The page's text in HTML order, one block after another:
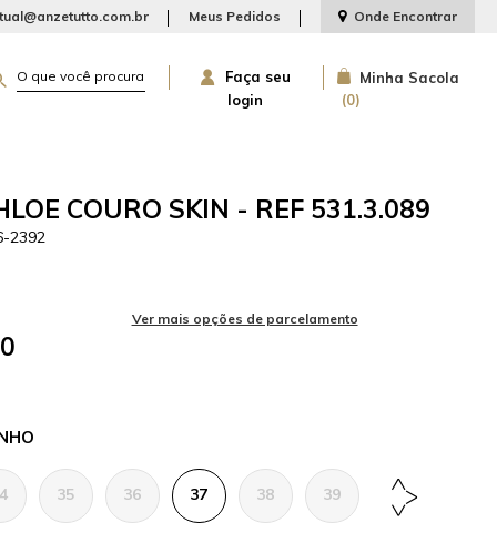
Meus Pedidos Onde Encontrar
Faça seu
login
Minha Sacola
0
COURO SKIN - REF 531.3.089
2392
35 36 37 38 39 40